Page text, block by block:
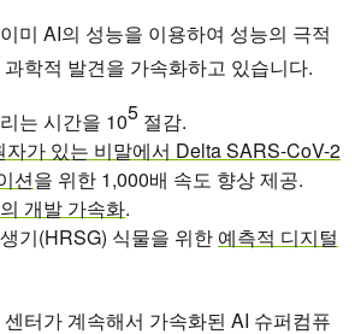
미 AI의 성능을 이용하여 성능의 극적
학적 발견을 가속화하고 있습니다.
는 시간을 105 절감.
자가 있는 비말에서 Delta SARS-CoV-2
션을 위한 1,000배 속도 향상 제공.
개발 가속화.
기(HRSG) 식물을 위한 예측적 디지털
터가 계속해서 가속화된 AI 슈퍼컴퓨